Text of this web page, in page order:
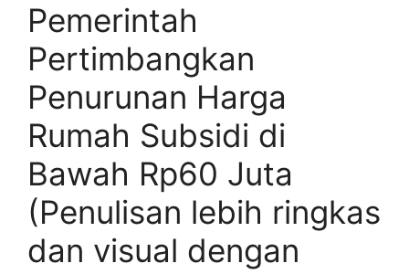
Pemerintah
Pertimbangkan
Penurunan Harga
Rumah Subsidi di
Bawah Rp60 Juta
(Penulisan lebih ringkas
dan visual dengan